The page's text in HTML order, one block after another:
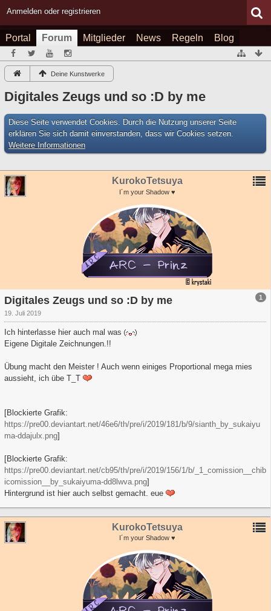
Anmelden oder registrieren
Portal Forum Mitglieder News Regeln Blog
Deine Kunstwerke
Digitales Zeugs und so :D by me
Diese Seite verwendet Cookies. Durch die Nutzung unserer Seite
erklären Sie sich damit einverstanden, dass wir Cookies setzen.
Weitere Informationen
KurokoTetsuya
I´m your Shadow ♥
1
Digitales Zeugs und so :D by me
19. Juli 2019
Ich hinterlasse hier auch mal was
Eigene Digitale Zeichnungen.!!
Übung macht den Meister ! Auch wenn einiges Proportional mega mies
aussieht, ich übe T_T
[Blockierte Grafik:
https://pre00.deviantart.net/46e6/th/pre/i/2019/181/b/9/sianth_by_sukaiyu
ma-ddajulx.png]
[Blockierte Grafik:
https://pre00.deviantart.net/cb95/th/pre/i/2019/156/1/b/_1_comission__chib
icomission__by_sukaiyuma-dd8lwva.png]
Hintergrund ist hier auch selbst gemacht. eue
KurokoTetsuya
I´m your Shadow ♥